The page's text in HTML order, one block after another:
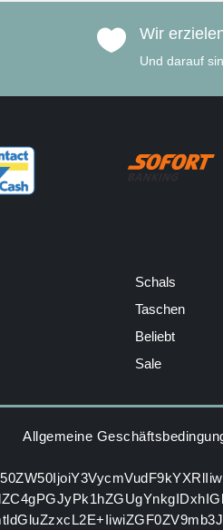
 Wir
Und darauf
Schals
Taschen
Beliebt
Sale
Allgemeine